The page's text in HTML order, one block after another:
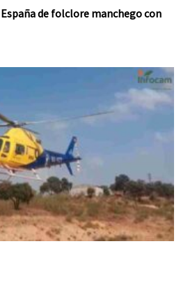
de folclore manchego con